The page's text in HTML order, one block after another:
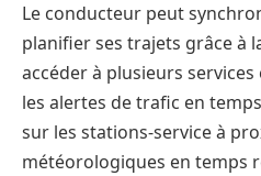
Le conducteur peut
planifier ses trajets grâce à
accéder à plusieurs
les alertes de trafic en
sur les stations-service à
météorologiques en temps